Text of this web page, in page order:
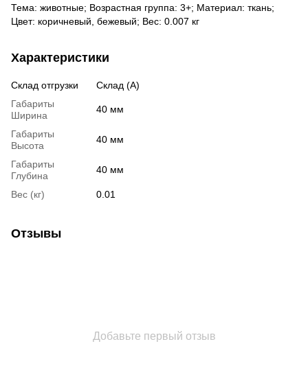
Тема: животные; Возрастная группа: 3+; Материал: ткань;
Цвет: коричневый, бежевый; Вес: 0.007 кг
Характеристики
Склад отгрузки
Склад (А)
Габариты
Ширина
40 мм
Габариты
Высота
40 мм
Габариты
Глубина
40 мм
Вес (кг) 0.01
Отзывы
Добавьте первый отзыв